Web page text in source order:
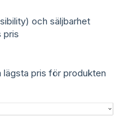
och säljbarhet
pris
lägsta pris för produkten